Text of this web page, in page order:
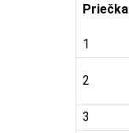
Priečka
1
2
3